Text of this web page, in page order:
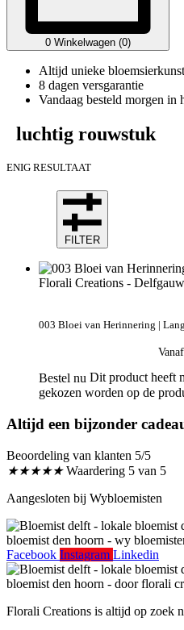
0 Winkelwagen (0)
Altijd unieke bloemsierkunst
8 dagen versgarantie
Vandaag besteld morgen in
luchtig rouwstuk
ENIG RESULTAAT
FILTER
003 Bloei van Herinnering |
Bestel nu Dit product heeft
gekozen worden op de
Altijd een bijzonder
Beoordeling van klanten 5/5
★★★★★ Waardering 5 van 5
Aangesloten bij Wybloemisten
Facebook Instagram Linkedin
Florali Creations is altijd op zoek